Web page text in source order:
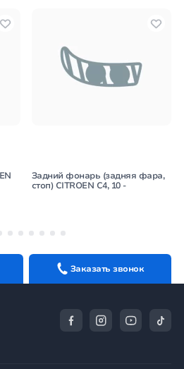
Задний фонарь (задняя фара,
стоп) CITROEN C4, 10 -
Заказать звонок